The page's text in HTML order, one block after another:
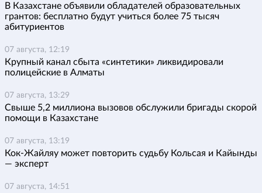
В Казахстане объявили обладателей образовательных
грантов: бесплатно будут учиться более 75 тысяч
абитуриентов
07 августа, 12:19
Крупный канал сбыта «синтетики» ликвидировали
полицейские в Алматы
07 августа, 13:29
Свыше 5,2 миллиона вызовов обслужили бригады скорой
помощи в Казахстане
07 августа, 13:19
Кок-Жайляу может повторить судьбу Кольсая и Кайынды
— эксперт
07 августа, 14:51